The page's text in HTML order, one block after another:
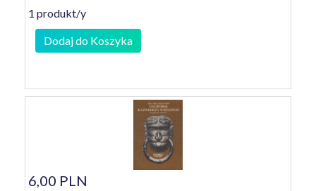
1 produkt/y
Dodaj do Koszyka
6,00 PLN